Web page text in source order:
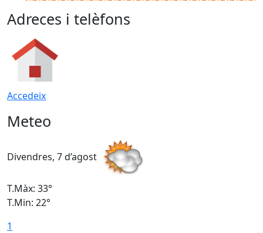
Adreces i telèfons
Accedeix
Meteo
Divendres, 7 d’agost
T.Màx: 33°
T.Min: 22°
1